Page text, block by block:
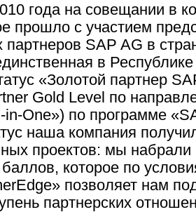
года на совещании в
прошло с участием
партнеров SAP AG в
в
«Золотой партнер
Gold Level по
in-One») по программе
наша компания
проектов: мы
баллов, которое по
позволяет нам
партнерских